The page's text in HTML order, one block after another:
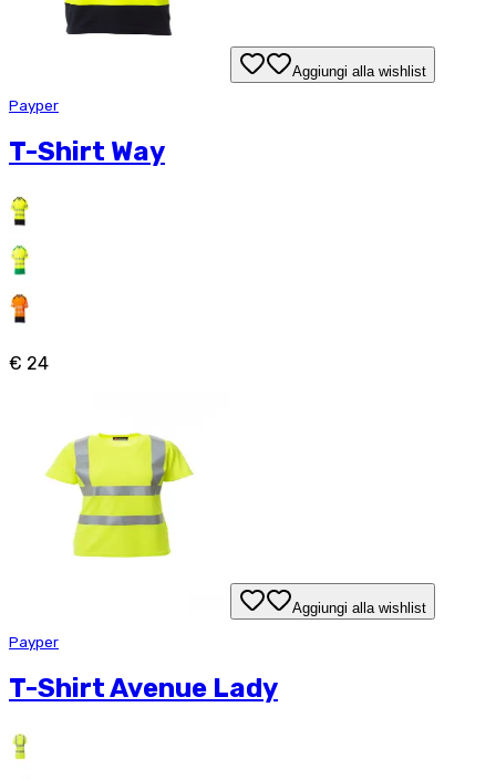
Aggiungi alla wishlist
Payper
T-Shirt Way
€ 24
Aggiungi alla wishlist
Payper
T-Shirt Avenue Lady